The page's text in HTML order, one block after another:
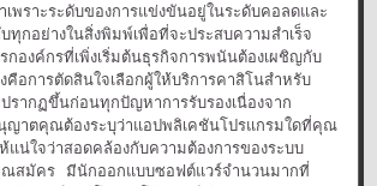
พราะระดับของการแข่งขันอยู่ในระดับคอลดและ
ทุกอย่างในสิ่งพิมพ์เพื่อที่จะประสบความสำเร็จ
กองค์กรที่เพิ่งเริ่มต้นธุรกิจการพนันต้องเผชิญกับ
คือการตัดสินใจเลือกผู้ให้บริการคาสิโนสำหรับ
รากฏขึ้นก่อนทุกปัญหาการรับรองเนื่องจาก
ญาตคุณต้องระบุว่าแอปพลิเคชันโปรแกรมใดที่คุณ
แน่ใจว่าสอดคล้องกับความต้องการของระบบ
ณสมัคร มีนักออกแบบซอฟต์แวร์จำนวนมากที่